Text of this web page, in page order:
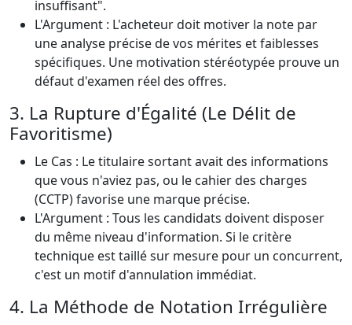
insuffisant".
L'Argument : L'acheteur doit motiver la note par
une analyse précise de vos mérites et faiblesses
spécifiques. Une motivation stéréotypée prouve un
défaut d'examen réel des offres.
3. La Rupture d'Égalité (Le Délit de
Favoritisme)
Le Cas : Le titulaire sortant avait des informations
que vous n'aviez pas, ou le cahier des charges
(CCTP) favorise une marque précise.
L'Argument : Tous les candidats doivent disposer
du même niveau d'information. Si le critère
technique est taillé sur mesure pour un concurrent,
c'est un motif d'annulation immédiat.
4. La Méthode de Notation Irrégulière